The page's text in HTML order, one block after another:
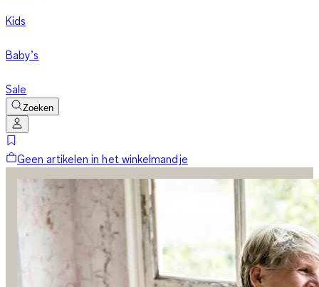
Kids
Baby’s
Sale
Zoeken
Geen artikelen in het winkelmandje